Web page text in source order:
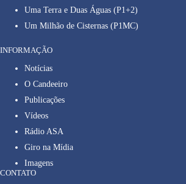
Uma Terra e Duas Águas (P1+2)
Um Milhão de Cisternas (P1MC)
INFORMAÇÃO
Notícias
O Candeeiro
Publicações
Vídeos
Rádio ASA
Giro na Mídia
Imagens
CONTATO